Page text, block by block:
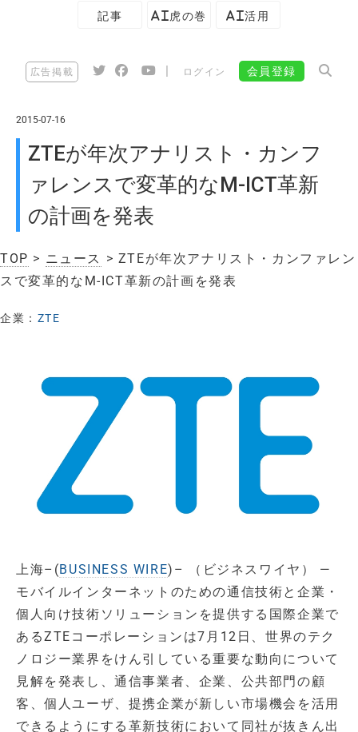
記事 AI虎の巻 AI活用
広告掲載 ログイン 会員登録
2015-07-16
ZTEが年次アナリスト・カンフ
ァレンスで変革的なM-ICT革新
の計画を発表
TOP > ニュース > ZTEが年次アナリスト・カンファレン
スで変革的なM-ICT革新の計画を発表
企業： ZTE
上海–(BUSINESS WIRE)– （ビジネスワイヤ） —
モバイルインターネットのための通信技術と企業・
個人向け技術ソリューションを提供する国際企業で
あるZTEコーポレーションは7月12日、世界のテク
ノロジー業界をけん引している重要な動向について
見解を発表し、通信事業者、企業、公共部門の顧
客、個人ユーザ、提携企業が新しい市場機会を活用
できるようにする革新技術において同社が抜きん出